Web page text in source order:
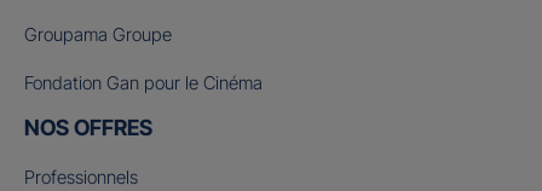
Groupama Groupe
Fondation Gan pour le Cinéma
NOS OFFRES
Professionnels